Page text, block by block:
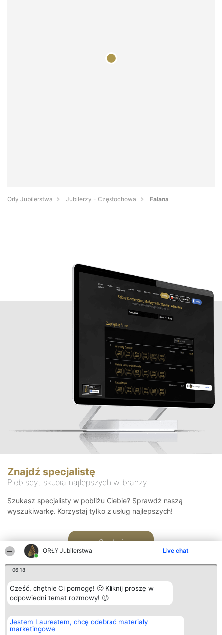
ORŁY Jubilerstwa Live chat
06:18
Cześć, chętnie Ci pomogę! 🙂 Kliknij proszę w
odpowiedni temat rozmowy! 🙂
Jestem Laureatem, chcę odebrać materiały
marketingowe
Orły Jubilerstwa Jubilerzy - Częstochowa Falana
Znajdź specjalistę
Plebiscyt skupia najlepszych w branży
Szukasz specjalisty w pobliżu Ciebie? Sprawdź naszą
wyszukiwarkę. Korzystaj tylko z usług najlepszych!
Szukaj
Organizator plebiscytu
Bright Side Solutions sp. z o.
o. sp. k.
Plebiscyt
Laureaci
Kontakt
Kontakt